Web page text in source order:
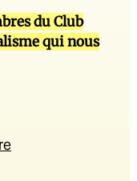
du Club
qui nous